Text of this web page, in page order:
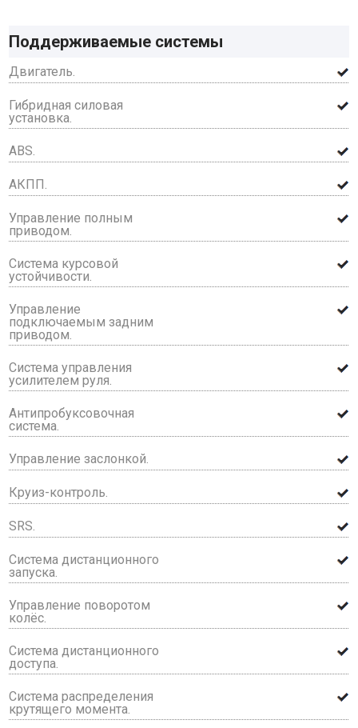
Поддерживаемые системы
Двигатель.
Гибридная силовая
установка.
ABS.
АКПП.
Управление полным
приводом.
Система курсовой
устойчивости.
Управление
подключаемым задним
приводом.
Система управления
усилителем руля.
Антипробуксовочная
система.
Управление заслонкой.
Круиз-контроль.
SRS.
Система дистанционного
запуска.
Управление поворотом
колёс.
Система дистанционного
доступа.
Система распределения
крутящего момента.